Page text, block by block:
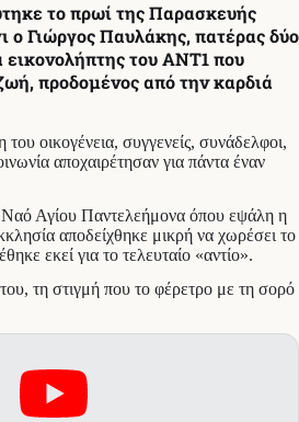
το πρωί της Παρασκευής
ο Γιώργος Παυλάκης, πατέρας δύο
εικονολήπτης του ANT1 που
προδομένος από την καρδιά
οικογένεια, συγγενείς, συνάδελφοι,
αποχαιρέτησαν για πάντα έναν
Αγίου Παντελεήμονα όπου εψάλη η
αποδείχθηκε μικρή να χωρέσει το
εκεί για το τελευταίο «αντίο».
τη στιγμή που το φέρετρο με τη σορό